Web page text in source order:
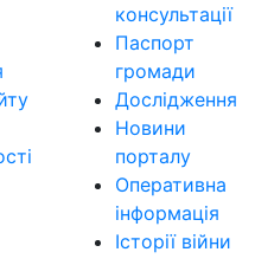
консультації
Паспорт
громади
Дослідження
Новини
порталу
Оперативна
інформація
Історії війни